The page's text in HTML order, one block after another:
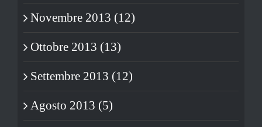
Novembre 2013 (12)
Ottobre 2013 (13)
Settembre 2013 (12)
Agosto 2013 (5)